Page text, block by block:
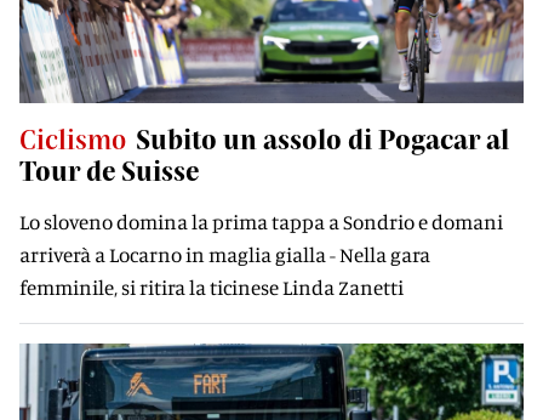
Ciclismo Subito un assolo di Pogacar al
Tour de Suisse
Lo sloveno domina la prima tappa a Sondrio e domani
arriverà a Locarno in maglia gialla - Nella gara
femminile, si ritira la ticinese Linda Zanetti